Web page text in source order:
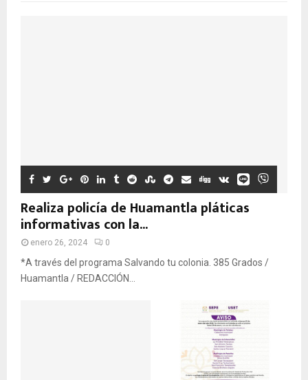
Realiza policía de Huamantla pláticas
informativas con la...
enero 26, 2024 0
*A través del programa Salvando tu colonia. 385 Grados /
Huamantla / REDACCIÓN...